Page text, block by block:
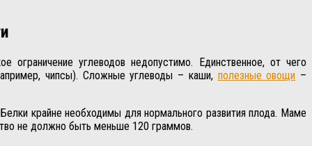
ограничение углеводов недопустимо. Единственное, от чего
чипсы). Сложные углеводы – каши, полезные овощи –
крайне необходимы для нормального развития плода. Маме
не должно быть меньше 120 граммов.